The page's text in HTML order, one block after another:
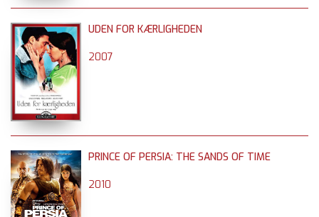
UDEN FOR KÆRLIGHEDEN
2007
PRINCE OF PERSIA: THE SANDS OF TIME
2010